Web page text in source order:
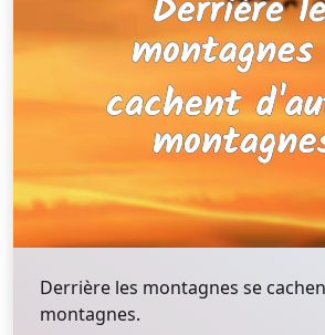
Derrière les montagnes se
montagnes.